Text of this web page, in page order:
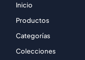
Inicio
Productos
Categorías
Colecciones